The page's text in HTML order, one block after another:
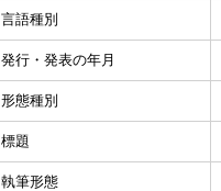
言語種別
発行・発表の年月
形態種別
標題
執筆形態